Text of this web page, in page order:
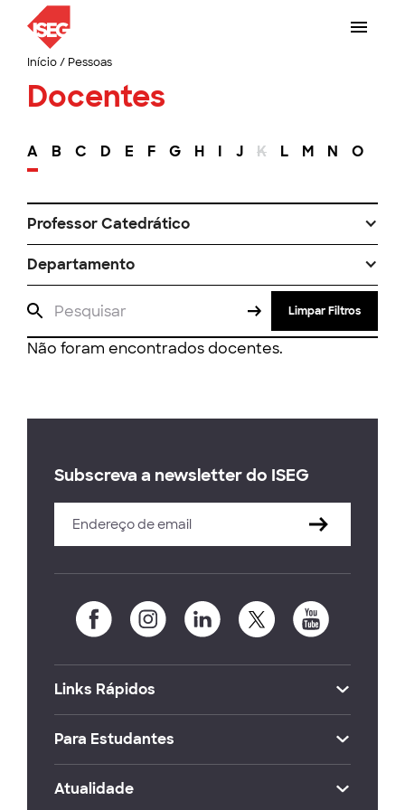
Início/ Pessoas
Docentes
A B C D E F G H I J K L M N O
Professor Catedrático
Departamento
Limpar Filtros
Não foram encontrados docentes.
Subscreva a newsletter do ISEG
Links Rápidos
Para Estudantes
Atualidade